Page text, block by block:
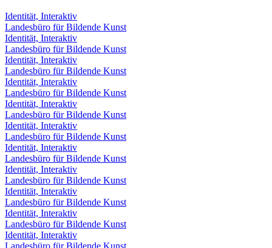
Identität, Interaktiv
Landesbüro für Bildende Kunst
Identität, Interaktiv
Landesbüro für Bildende Kunst
Identität, Interaktiv
Landesbüro für Bildende Kunst
Identität, Interaktiv
Landesbüro für Bildende Kunst
Identität, Interaktiv
Landesbüro für Bildende Kunst
Identität, Interaktiv
Landesbüro für Bildende Kunst
Identität, Interaktiv
Landesbüro für Bildende Kunst
Identität, Interaktiv
Landesbüro für Bildende Kunst
Identität, Interaktiv
Landesbüro für Bildende Kunst
Identität, Interaktiv
Landesbüro für Bildende Kunst
Identität, Interaktiv
Landesbüro für Bildende Kunst